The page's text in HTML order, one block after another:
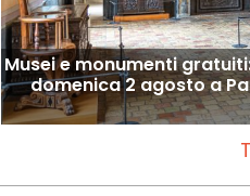
Musei e monumenti
domenica 2 agosto a